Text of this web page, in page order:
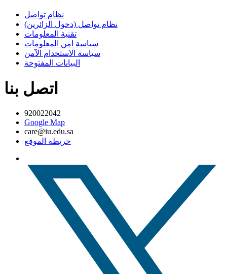
نظام تواصل
نظام تواصل (دخول الزائرين)
تقنية المعلومات
سياسة امن المعلومات
سياسة الاستخدام الآمن
البيانات المفتوحة
اتصل بنا
920022042
Google Map
care@iu.edu.sa
خريطة الموقع